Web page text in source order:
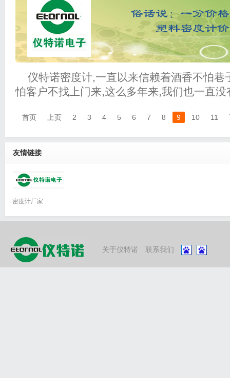
仪特诺密度计,一直以来信赖着酒香不怕巷
怕客户不找上门来,这么多年来,我们也一直
首页 上页 2 3 4 5 6 7 8 9 10 11
友情链接
密度计厂家
关于仪特诺 联系我们